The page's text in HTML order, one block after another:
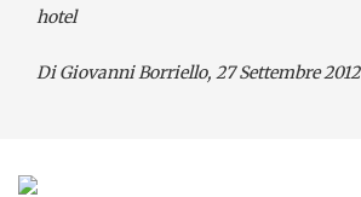
hotel
Di Giovanni Borriello, 27 Settembre 2012